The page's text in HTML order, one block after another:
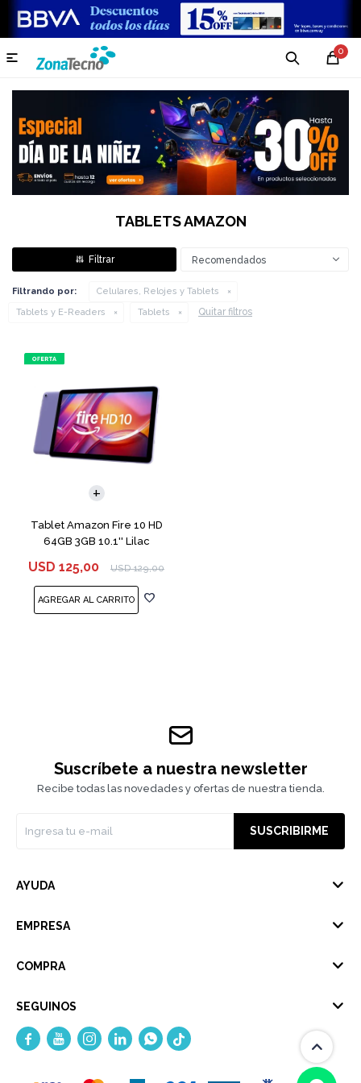
0

TABLETS AMAZON
Recomendados
Filtrando por:
Celulares, Relojes y Tablets
Tablets y E-Readers
Tablets Quitar filtros
Tablet Amazon Fire 10 HD
64GB 3GB 10.1'' Lilac
USD 125,00 USD 129,00
Suscríbete a nuestra newsletter
Recibe todas las novedades y ofertas de nuestra tienda.
SUSCRIBIRME
AYUDA
EMPRESA
COMPRA
SEGUINOS
    